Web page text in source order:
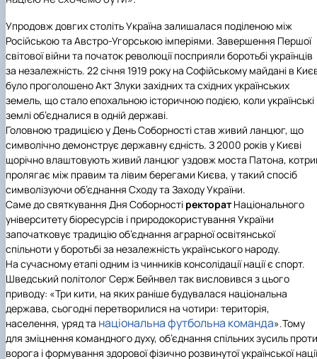
Кафедра англійської філології
Кафедра фізичної культури і спорту
Кафедра філософії та міжнародної
комунікації
Кафедра психології
Кафедра культурології
Упродовж довгих століть Україна залишалася поділеною між
Російською та Австро-Угорською імперіями. Завершення Першої
світової війни та початок революції посприяли боротьбі українців
за незалежність. 22 січня 1919 року на Софійському майдані в
було проголошено Акт Злуки західних та східних українських
земель, що стало епохальною історичною подією, коли українські
землі об’єдналися в одній державі.
Головною традицією уДень Соборностістав живий ланцюг, що
символічно демонструє державну єдність. З 2000 років у Києві
щорічно влаштовують живий ланцюг уздовж моста Патона,
пролягає між правим та лівим берегами Києва, у такий спосіб
символізуючи об’єднання Сходу та Заходу України.
Саме до святкування Дня Соборності ректорат Національного
університету біоресурсів і природокористування України
започатковує традицію об’єднання аграрної освітянської
спільноти у боротьбі за незалежність українського народу.
На сучасному етапі одним із чинників консолідації нації є спорт.
Шведський політолог Серж Бейнвел так висловився з цього
приводу: «Три кити, на яких раніше будувалася національна
держава, сьогодні перетворилися на чотири: територія,
населення, уряд та національна футбольна команда».Тому
для зміцнення командного духу, об’єднання спільних зусиль проти
ворога і формування здорової фізично розвинутої української нації